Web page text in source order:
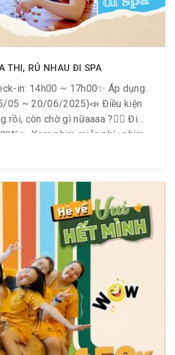
THI, RỦ NHAU ĐI SPA
in: 14h00 ~ 17h00✨ Áp dụng:
05 ~ 20/06/2025)📣 Điều kiện
rồi, còn chờ gì nữaaaa ?💆‍♀️ Đi
Xem phim miễn phí : phim
hè.✨ Chơi game miễn phí :